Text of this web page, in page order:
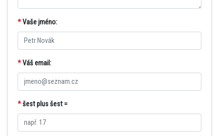
*Vaše jméno:
*Váš email:
*šest plus šest =